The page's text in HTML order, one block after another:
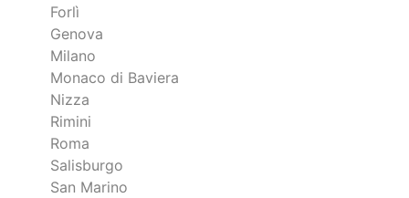
Forlì
Genova
Milano
Monaco di Baviera
Nizza
Rimini
Roma
Salisburgo
San Marino